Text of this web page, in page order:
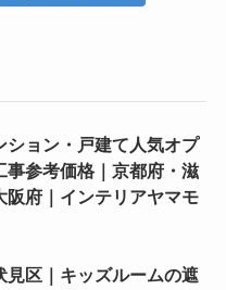
ション・戸建て人気オプ
事参考価格｜京都府・滋
阪府｜インテリアヤマモ
見区｜キッズルームの遮